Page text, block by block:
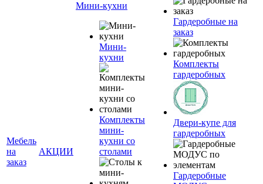
Мебель
на
заказ
АКЦИИ
Мини-кухни
Мини-
кухни
Комплекты
мини-
кухни со
столами
Гардеробные на
заказ
Комплекты
гардеробных
Двери-купе для
гардеробных
Гардеробные